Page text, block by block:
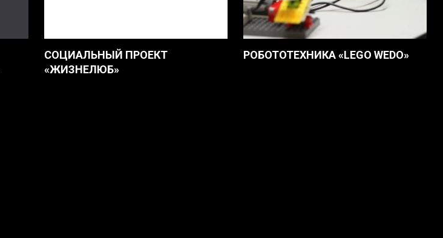
СОЦИАЛЬНЫЙ ПРОЕКТ
«ЖИЗНЕЛЮБ»
РОБОТОТЕХНИКА «LEGO WEDO»